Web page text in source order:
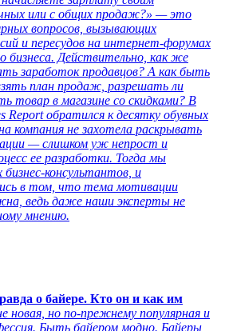
или с общих продаж?» — это
вопросов, вызывающих
и пересудов на интернет-форумах
бизнеса. Действительно, как же
заработок продавцов? А как быть
план продаж, разрешать ли
товар в магазине со скидками? В
Report обратился к десятку обувных
компания не захотела раскрывать
— слишком уж непрост и
ее разработки. Тогда мы
консультантов, и
в том, что тема мотивации
ведь даже наши эксперты не
мнению.
о байере. Кто он и как им
новая, но по-прежнему популярная и
Быть байером модно. Байеры